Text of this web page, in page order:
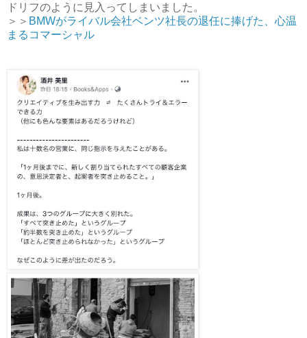
ドリフのように見入ってしまいました。
＞＞ BMWがライバル会社ベンツ社長の退任に捧げた、心温
まるコマーシャル